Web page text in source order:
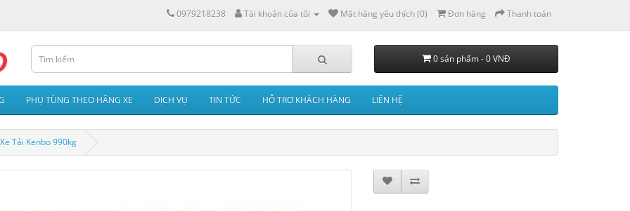
0979218238 Tài khoản của tôi Mặt hàng yêu thích (0) Đơn hàng Thanh toán
0 sản phẩm - 0 VNĐ
PHỤ TÙNG THEO HÃNG XE DỊCH VỤ TIN TỨC HỖ TRỢ KHÁCH HÀNG LIÊN HỆ
Tải Kenbo 990kg